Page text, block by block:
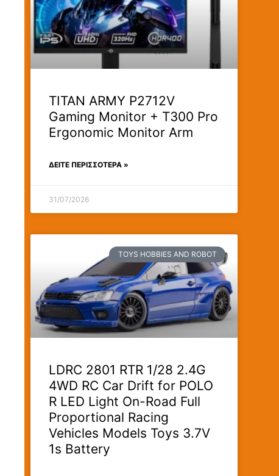
TITAN ARMY P2712V
Gaming Monitor + T300 Pro
Ergonomic Monitor Arm
ΔΕΊΤΕ ΠΕΡΙΣΣΟΤΕΡΑ »
31/07/2026
TOYS HOBBIES AND ROBOT
LDRC 2801 RTR 1/28 2.4G
4WD RC Car Drift for POLO
R LED Light On-Road Full
Proportional Racing
Vehicles Models Toys 3.7V
1s Battery